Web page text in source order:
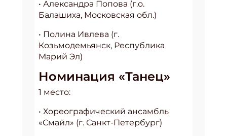
• Александра Попова (г.о.
Балашиха, Московская обл.)
• Полина Ивлева (г.
Козьмодемьянск, Республика
Марий Эл)
Номинация «Танец»
1 место:
• Хореографический ансамбль
«Смайл» (г. Санкт-Петербург)